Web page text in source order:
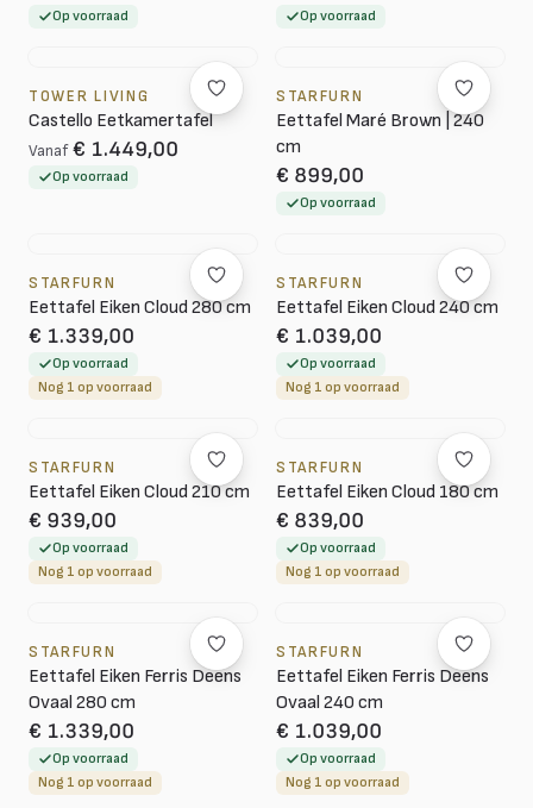
Op voorraad Op voorraad
TOWER LIVING
Castello Eetkamertafel
Vanaf € 1.449,00
Op voorraad
STARFURN
Eettafel Maré Brown | 240
cm
€ 899,00
Op voorraad
STARFURN
Eettafel Eiken Cloud 280 cm
€ 1.339,00
Op voorraad
Nog 1 op voorraad
STARFURN
Eettafel Eiken Cloud 240 cm
€ 1.039,00
Op voorraad
Nog 1 op voorraad
STARFURN
Eettafel Eiken Cloud 210 cm
€ 939,00
Op voorraad
Nog 1 op voorraad
STARFURN
Eettafel Eiken Cloud 180 cm
€ 839,00
Op voorraad
Nog 1 op voorraad
STARFURN
Eettafel Eiken Ferris Deens
Ovaal 280 cm
€ 1.339,00
Op voorraad
Nog 1 op voorraad
STARFURN
Eettafel Eiken Ferris Deens
Ovaal 240 cm
€ 1.039,00
Op voorraad
Nog 1 op voorraad